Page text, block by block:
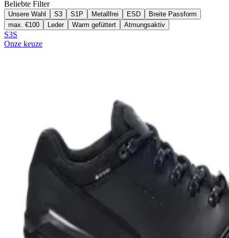
Beliebte Filter
Unsere Wahl S3 S1P Metallfrei ESD
Breite Passform
max. €100
Leder Warm gefüttert Atmungsaktiv
S3S
Onze keuze